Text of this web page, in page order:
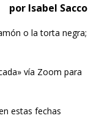
por Isabel Sacco
o la torta negra;
vía Zoom para
estas fechas